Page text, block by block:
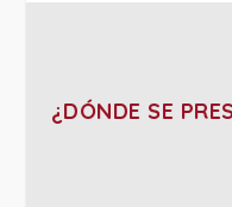
¿DÓNDE SE